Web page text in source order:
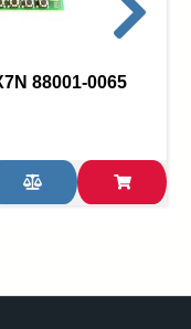
88001-0065